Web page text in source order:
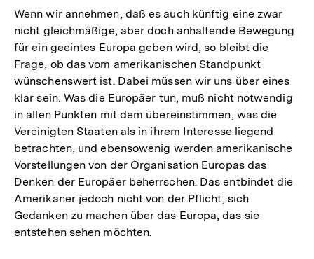
Wenn wir annehmen, daß es auch künftig eine zwar
nicht gleichmäßige, aber doch anhaltende Bewegung
für ein geeintes Europa geben wird, so bleibt die
Frage, ob das vom amerikanischen Standpunkt
wünschenswert ist. Dabei müssen wir uns über eines
klar sein: Was die Europäer tun, muß nicht notwendig
in allen Punkten mit dem übereinstimmen, was die
Vereinigten Staaten als in ihrem Interesse liegend
betrachten, und ebensowenig werden amerikanische
Vorstellungen von der Organisation Europas das
Denken der Europäer beherrschen. Das entbindet die
Amerikaner jedoch nicht von der Pflicht, sich
Gedanken zu machen über das Europa, das sie
entstehen sehen möchten.